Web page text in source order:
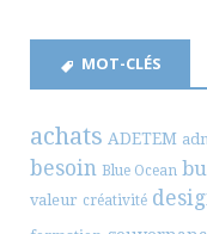
MOT-CLÉS
achats ADETEM
besoin Blue Ocean
valeur créativité